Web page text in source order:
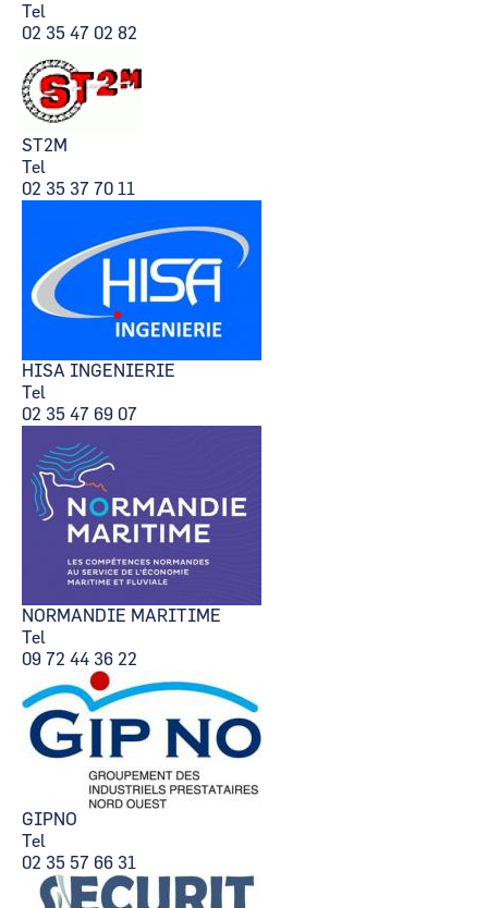
Tel
02 35 47 02 82
ST2M
Tel
02 35 37 70 11
HISA INGENIERIE
Tel
02 35 47 69 07
NORMANDIE MARITIME
Tel
09 72 44 36 22
GIPNO
Tel
02 35 57 66 31